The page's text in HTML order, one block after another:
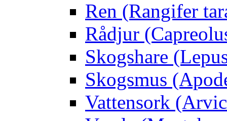
Ren (Rangifer
Rådjur
Skogshare
Skogsmus
Vattensork